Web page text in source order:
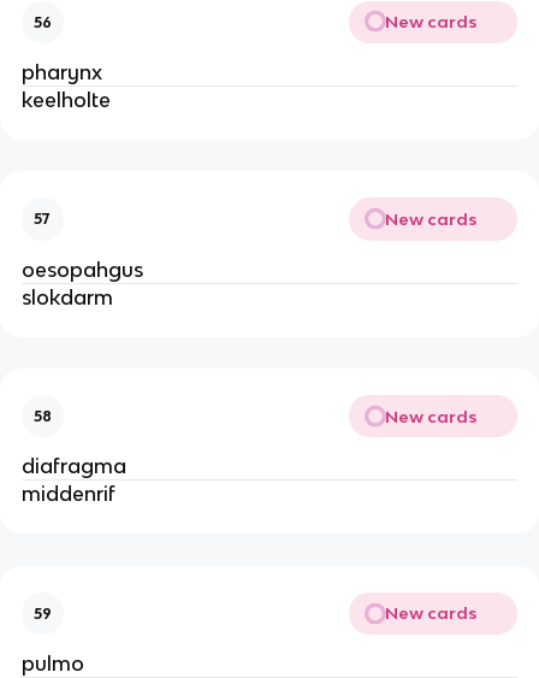
56 New cards
pharynx
keelholte
57 New cards
oesopahgus
slokdarm
58 New cards
diafragma
middenrif
59 New cards
pulmo